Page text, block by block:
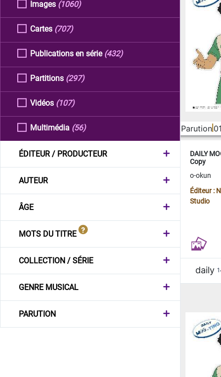
Images (1060)
Cartes (707)
Publications en série (432)
Partitions (297)
Vidéos (107)
Multimédia (56)
ÉDITEUR / PRODUCTEUR
AUTEUR
ÂGE
MOTS DU TITRE
COLLECTION / SÉRIE
GENRE MUSICAL
PARUTION
Parution
DAILY
Copy
o-okun
Éditeur :
Studio
daily